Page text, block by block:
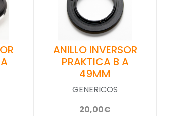
ANILLO INVERSOR
PRAKTICA B A
49MM
GENERICOS
20,00€